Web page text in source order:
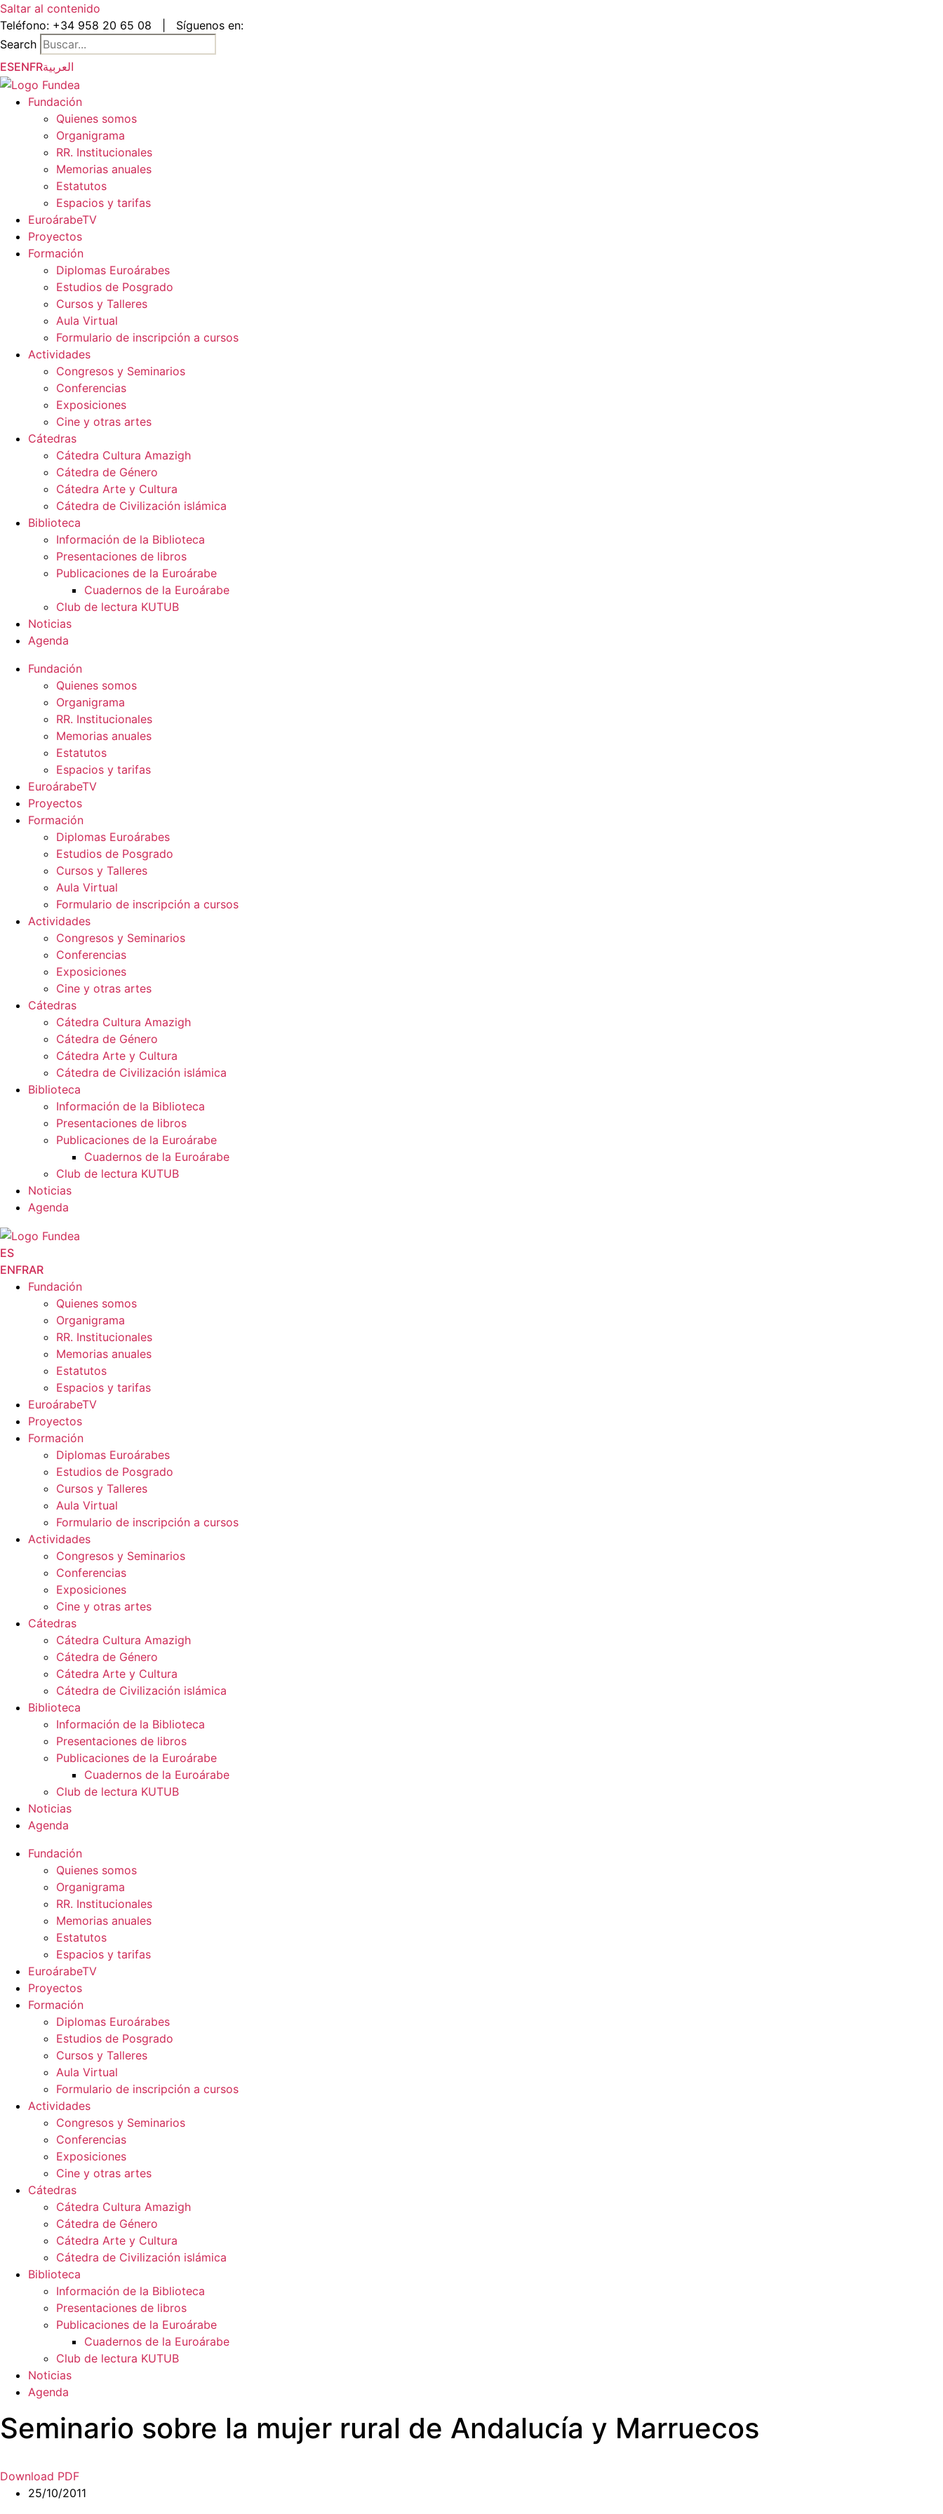
Saltar al contenido
Teléfono: +34 958 20 65 08
Síguenos en:
Search
ESENFRالعربية
Fundación
Quienes somos
Organigrama
RR. Institucionales
Memorias anuales
Estatutos
Espacios y tarifas
EuroárabeTV
Proyectos
Formación
Diplomas Euroárabes
Estudios de Posgrado
Cursos y Talleres
Aula Virtual
Formulario de inscripción a cursos
Actividades
Congresos y Seminarios
Conferencias
Exposiciones
Cine y otras artes
Cátedras
Cátedra Cultura Amazigh
Cátedra de Género
Cátedra Arte y Cultura
Cátedra de Civilización islámica
Biblioteca
Información de la Biblioteca
Presentaciones de libros
Publicaciones de la Euroárabe
Cuadernos de la Euroárabe
Club de lectura KUTUB
Noticias
Agenda
Fundación
Quienes somos
Organigrama
RR. Institucionales
Memorias anuales
Estatutos
Espacios y tarifas
EuroárabeTV
Proyectos
Formación
Diplomas Euroárabes
Estudios de Posgrado
Cursos y Talleres
Aula Virtual
Formulario de inscripción a cursos
Actividades
Congresos y Seminarios
Conferencias
Exposiciones
Cine y otras artes
Cátedras
Cátedra Cultura Amazigh
Cátedra de Género
Cátedra Arte y Cultura
Cátedra de Civilización islámica
Biblioteca
Información de la Biblioteca
Presentaciones de libros
Publicaciones de la Euroárabe
Cuadernos de la Euroárabe
Club de lectura KUTUB
Noticias
Agenda
ES
ENFRAR
Fundación
Quienes somos
Organigrama
RR. Institucionales
Memorias anuales
Estatutos
Espacios y tarifas
EuroárabeTV
Proyectos
Formación
Diplomas Euroárabes
Estudios de Posgrado
Cursos y Talleres
Aula Virtual
Formulario de inscripción a cursos
Actividades
Congresos y Seminarios
Conferencias
Exposiciones
Cine y otras artes
Cátedras
Cátedra Cultura Amazigh
Cátedra de Género
Cátedra Arte y Cultura
Cátedra de Civilización islámica
Biblioteca
Información de la Biblioteca
Presentaciones de libros
Publicaciones de la Euroárabe
Cuadernos de la Euroárabe
Club de lectura KUTUB
Noticias
Agenda
Fundación
Quienes somos
Organigrama
RR. Institucionales
Memorias anuales
Estatutos
Espacios y tarifas
EuroárabeTV
Proyectos
Formación
Diplomas Euroárabes
Estudios de Posgrado
Cursos y Talleres
Aula Virtual
Formulario de inscripción a cursos
Actividades
Congresos y Seminarios
Conferencias
Exposiciones
Cine y otras artes
Cátedras
Cátedra Cultura Amazigh
Cátedra de Género
Cátedra Arte y Cultura
Cátedra de Civilización islámica
Biblioteca
Información de la Biblioteca
Presentaciones de libros
Publicaciones de la Euroárabe
Cuadernos de la Euroárabe
Club de lectura KUTUB
Noticias
Agenda
Seminario sobre la mujer rural de Andalucía y Marruecos
Download PDF
25/10/2011